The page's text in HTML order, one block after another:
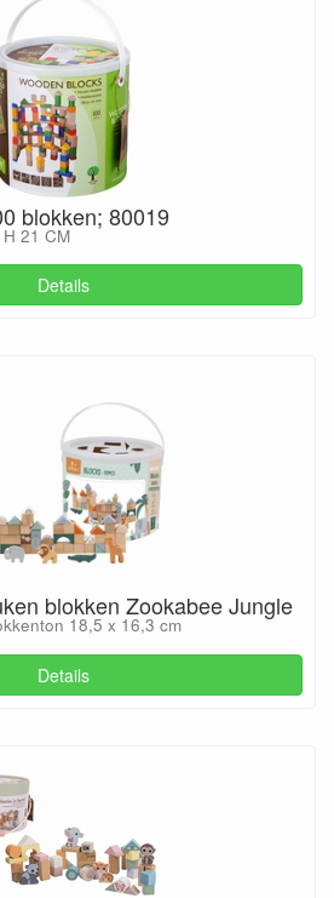
blokken; 80019
21 CM
Details
blokken Zookabee Jungle
18,5 x 16,3 cm
Details